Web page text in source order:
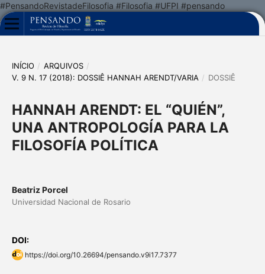
#PensandoRevistadeFilosofia #Filosofia #UFPI #pensando
INÍCIO / ARQUIVOS /
V. 9 N. 17 (2018): DOSSIÊ HANNAH ARENDT/VARIA / DOSSIÊ
HANNAH ARENDT: EL “QUIÉN”,
UNA ANTROPOLOGÍA PARA LA
FILOSOFÍA POLÍTICA
Beatriz Porcel
Universidad Nacional de Rosario
DOI:
https://doi.org/10.26694/pensando.v9i17.7377